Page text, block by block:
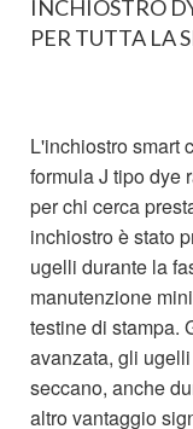
INCHIOSTRO
PER TUTTA LA
L'inchiostro smart
formula J tipo dye
per chi cerca
inchiostro è stato
ugelli durante la
manutenzione
testine di stampa.
avanzata, gli
seccano, anche
altro vantaggio